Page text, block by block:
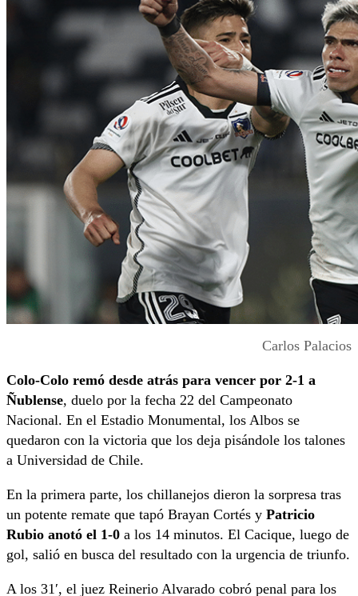
Carlos Palacios
Colo-Colo remó desde atrás para vencer por 2-1 a
Ñublense, duelo por la fecha 22 del Campeonato
Nacional. En el Estadio Monumental, los Albos se
quedaron con la victoria que los deja pisándole los talones
a Universidad de Chile.
En la primera parte, los chillanejos dieron la sorpresa tras
un potente remate que tapó Brayan Cortés y Patricio
Rubio anotó el 1-0 a los 14 minutos. El Cacique, luego de
gol, salió en busca del resultado con la urgencia de triunfo.
A los 31′, el juez Reinerio Alvarado cobró penal para los